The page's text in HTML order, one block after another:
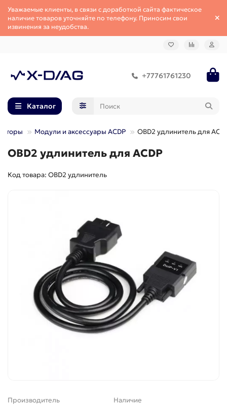
Уважаемые клиенты, в связи с доработкой сайта фактическое
наличие товаров уточняйте по телефону. Приносим свои
извинения за неудобства.
+77761761230
Каталог
Модули и аксессуары ACDP OBD2 удлинитель для
OBD2 удлинитель для ACDP
Код товара: OBD2 удлинитель
Производитель Наличие